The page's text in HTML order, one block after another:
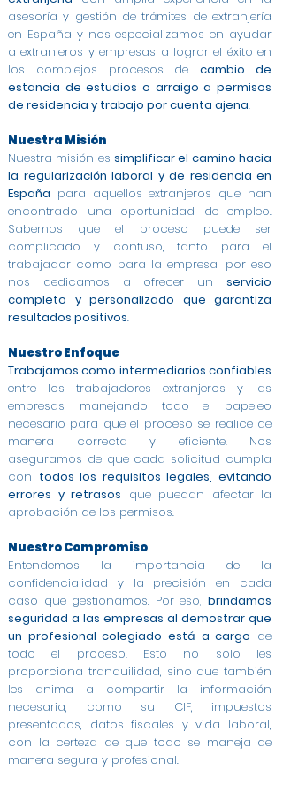
asesoría y gestión de trámites de extranjería
en España y nos especializamos en ayudar
a extranjeros y empresas a lograr el éxito en
los complejos procesos decambio de
estancia de estudios o arraigo a permisos
de residencia y trabajo por cuenta ajena.
Nuestra Misión
Nuestra misión es simplificar el camino hacia
la regularización laboral y de residencia en
España para aquellos extranjeros que han
encontrado una oportunidad de empleo.
Sabemos que el proceso puede ser
complicado y confuso, tanto para el
trabajador como para la empresa, por eso
nos dedicamos a ofrecer un servicio
completo y personalizado que garantiza
resultados positivos.
Nuestro Enfoque
Trabajamos como intermediarios confiables
entre los trabajadores extranjeros y las
empresas, manejando todo el papeleo
necesario para que el proceso se realice de
manera correcta y eficiente. Nos
aseguramos de que cada solicitud cumpla
con todos los requisitos legales, evitando
errores y retrasos que puedan afectar la
aprobación de los permisos.
Nuestro Compromiso
Entendemos la importancia de la
confidencialidad y la precisión en cada
caso que gestionamos. Por eso, brindamos
seguridad a las empresas al demostrar que
un profesional colegiado está a cargo de
todo el proceso. Esto no solo les
proporciona tranquilidad, sino que también
les anima a compartir la información
necesaria, como su CIF, impuestos
presentados, datos fiscales y vida laboral,
con la certeza de que todo se maneja de
manera segura y profesional.